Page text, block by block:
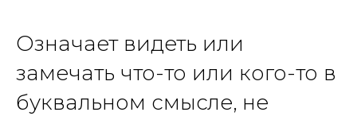
Означает видеть или
замечать что-то или кого-то в
буквальном смысле, не